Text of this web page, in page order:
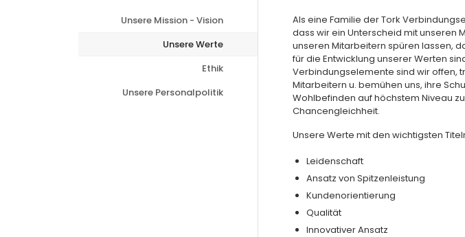
Unsere Mission - Vision
Unsere Werte
Ethik
Unsere Personalpolitik
Als eine Familie der Tork
dass wir ein Unterscheid mit unseren
unseren Mitarbeitern spüren lassen,
für die Entwicklung unserer Werten
Verbindungselemente sind wir offen,
Mitarbeitern u. bemühen uns, ihre
Wohlbefinden auf höchstem Niveau
Chancengleichheit.
Unsere Werte mit den wichtigsten
Leidenschaft
Ansatz von Spitzenleistung
Kundenorientierung
Qualität
Innovativer Ansatz